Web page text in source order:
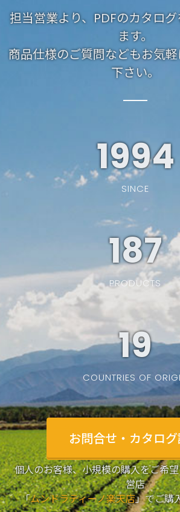
担当営業より、PDFのカタロ
ます。
商品仕様のご質問などもお気
下さい。
1994
SINCE
187
PRODUCTS
19
COUNTRIES OF
お問合せ・カタロ
個人のお客様、小規模の購入をご希
営店
「ムンドラティーノ楽天店」でご購